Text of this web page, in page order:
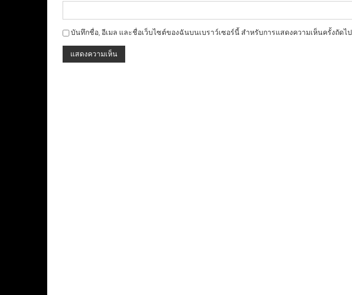
บันทึกชื่อ, อีเมล และชื่อเว็บไซต์ของฉันบนเบราว์เซอร์นี้ สำหรับการแสดงความเห็นครั้งถัดไป